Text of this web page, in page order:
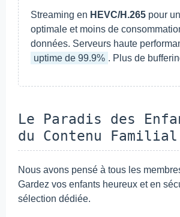
Streaming en HEVC/H.265 pour
optimale et moins de
données. Serveurs haute
uptime de 99.9% . Plus de
Le Paradis des
du Contenu Familial
Nous avons pensé à tous les
Gardez vos enfants heureux et en
sélection dédiée.